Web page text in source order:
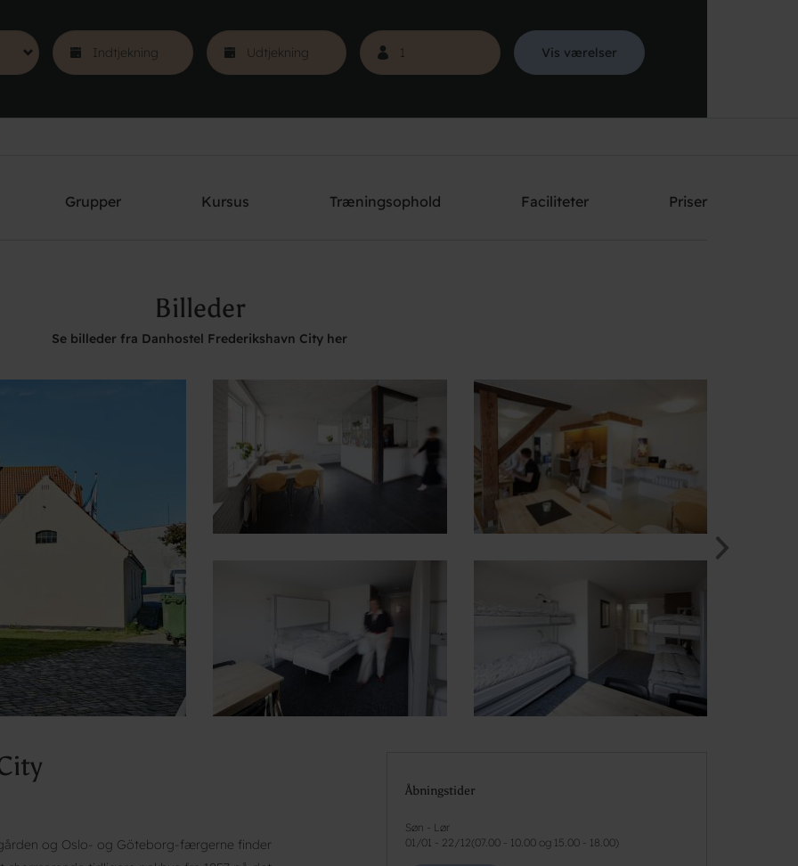
Vis værelser
Grupper Kursus Træningsophold Faciliteter Priser
Billeder
Se billeder fra Danhostel Frederikshavn City her
og Oslo- og Göteborg-færgerne finder
Åbningstider
Søn - Lør
01/01 - 22/12( 07.00 - 10.00 og 15.00 - 18.00)